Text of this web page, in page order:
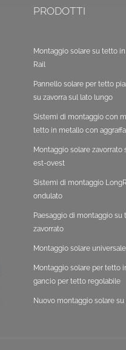
PRODOTTI
Montaggio solare su tetto
Rail
Pannello solare per tetto
su zavorra sul lato lungo
Sistemi di montaggio con
tetto in metallo con
Montaggio solare zavorrato
est-ovest
Sistemi di montaggio
ondulato
Paesaggio di montaggio su
zavorrato
Montaggio solare
Montaggio solare per tetto
gancio per tetto regolabile
Nuovo montaggio solare